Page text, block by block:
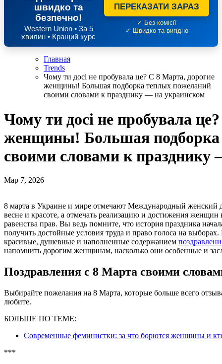
швидко та
безпечно!
Western Union • За 5
хвилин • Кращий курс
ПЕРЕКАЗАТИ ЗАРАЗ
✓ Без комісії
✓ Швидко та вигідно
Главная
Trends
Чому ти досі не пробувала це? С 8 Марта, дорогие
женщины! Большая подборка теплых пожеланий
своими словами к празднику — на украинском
Чому ти досі не пробувала
женщины! Большая подборка
своими словами к
Мар 7, 2026
8 марта в Украине и мире отмечают Международный женский день. В праздничную дату следует говорить не только о
весне и красоте, а отмечать реализацию и достижения женщин
равенства прав. Вы ведь помните, что история праздника
получить достойные условия труда и право голоса на
красивые, душевные и наполненные содержанием
напомнить дорогим женщинам, насколько они особенные и
Поздравления с 8 Марта своими
Выбирайте пожелания на 8 Марта, которые больше всего
любите.
БОЛЬШЕ ПО ТЕМЕ:
Современные феминистки: за что борются женщины и
***